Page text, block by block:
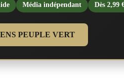
Média indépendant Dès 2,99
PEUPLE VERT